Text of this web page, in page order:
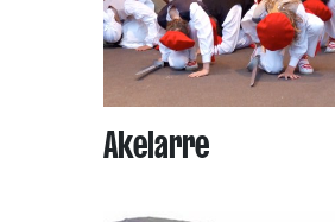
Akelarre